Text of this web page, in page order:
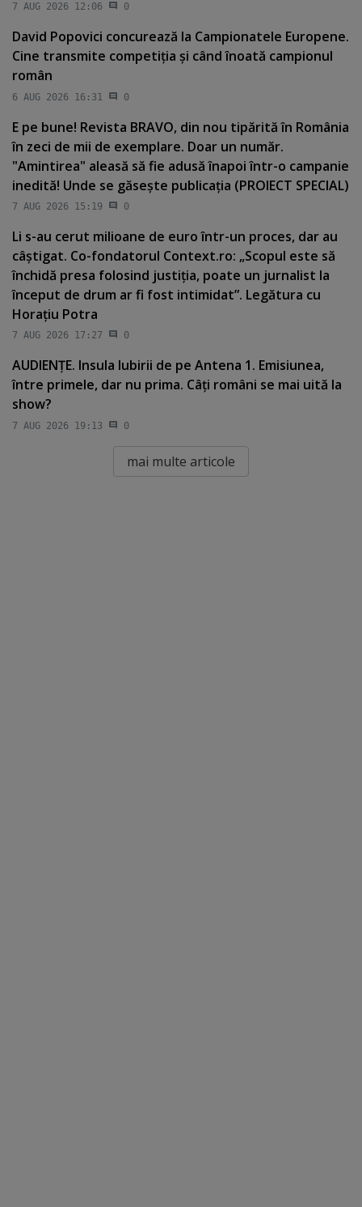
7 AUG 2026 12:06 0
David Popovici concurează la Campionatele Europene.
Cine transmite competiţia şi când înoată campionul
român
6 AUG 2026 16:31 0
E pe bune! Revista BRAVO, din nou tipărită în România
în zeci de mii de exemplare. Doar un număr.
"Amintirea" aleasă să fie adusă înapoi într-o campanie
inedită! Unde se găseşte publicaţia (PROIECT SPECIAL)
7 AUG 2026 15:19 0
Li s-au cerut milioane de euro într-un proces, dar au
câştigat. Co-fondatorul Context.ro: „Scopul este să
închidă presa folosind justiţia, poate un jurnalist la
început de drum ar fi fost intimidat”. Legătura cu
Horaţiu Potra
7 AUG 2026 17:27 0
AUDIENŢE. Insula Iubirii de pe Antena 1. Emisiunea,
între primele, dar nu prima. Câţi români se mai uită la
show?
7 AUG 2026 19:13 0
mai multe articole